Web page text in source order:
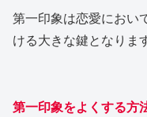
第一印象は恋愛におい
ける大きな鍵となります
第一印象をよくする方